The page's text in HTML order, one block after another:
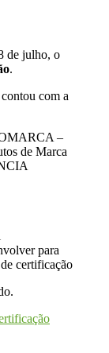
de julho, o
.
contou com a
–
de Marca
para
certificação